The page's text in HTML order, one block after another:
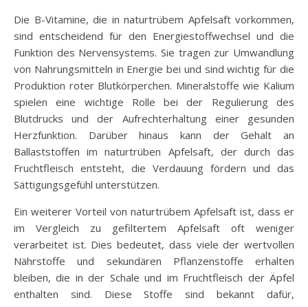
Die B-Vitamine, die in naturtrübem Apfelsaft vorkommen,
sind entscheidend für den Energiestoffwechsel und die
Funktion des Nervensystems. Sie tragen zur Umwandlung
von Nahrungsmitteln in Energie bei und sind wichtig für die
Produktion roter Blutkörperchen. Mineralstoffe wie Kalium
spielen eine wichtige Rolle bei der Regulierung des
Blutdrucks und der Aufrechterhaltung einer gesunden
Herzfunktion. Darüber hinaus kann der Gehalt an
Ballaststoffen im naturtrüben Apfelsaft, der durch das
Fruchtfleisch entsteht, die Verdauung fördern und das
Sättigungsgefühl unterstützen.
Ein weiterer Vorteil von naturtrübem Apfelsaft ist, dass er
im Vergleich zu gefiltertem Apfelsaft oft weniger
verarbeitet ist. Dies bedeutet, dass viele der wertvollen
Nährstoffe und sekundären Pflanzenstoffe erhalten
bleiben, die in der Schale und im Fruchtfleisch der Äpfel
enthalten sind. Diese Stoffe sind bekannt dafür,